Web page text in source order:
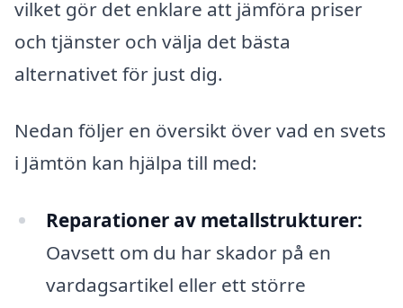
vilket gör det enklare att jämföra priser
och tjänster och välja det bästa
alternativet för just dig.
Nedan följer en översikt över vad en svets
i Jämtön kan hjälpa till med:
Reparationer av metallstrukturer:
Oavsett om du har skador på en
vardagsartikel eller ett större